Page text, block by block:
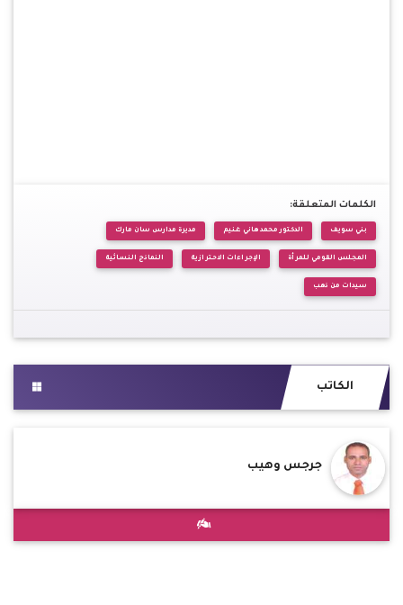
الكلمات المتعلقة:
بني سويف الدكتور محمد هاني غنيم مديرة مدارس سان مارك
المجلس القومي للمرأة الإجراءات الاحترازية النماذج النسائية
سيدات من ذهب
الكاتب
جرجس وهيب